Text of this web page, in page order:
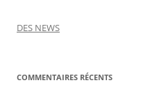
DES NEWS
COMMENTAIRES RÉCENTS